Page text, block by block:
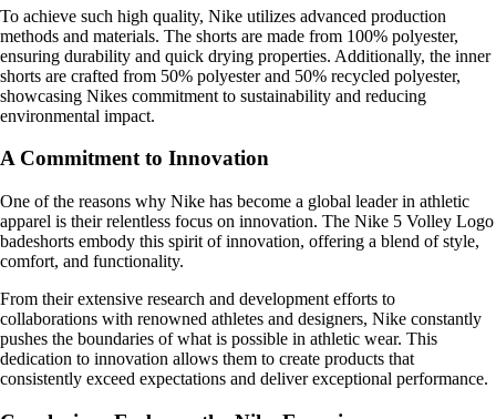
To achieve such high quality, Nike utilizes advanced production
methods and materials. The shorts are made from 100% polyester,
ensuring durability and quick drying properties. Additionally, the inner
shorts are crafted from 50% polyester and 50% recycled polyester,
showcasing Nikes commitment to sustainability and reducing
environmental impact.
A Commitment to Innovation
One of the reasons why Nike has become a global leader in athletic
apparel is their relentless focus on innovation. The Nike 5 Volley Logo
badeshorts embody this spirit of innovation, offering a blend of style,
comfort, and functionality.
From their extensive research and development efforts to
collaborations with renowned athletes and designers, Nike constantly
pushes the boundaries of what is possible in athletic wear. This
dedication to innovation allows them to create products that
consistently exceed expectations and deliver exceptional performance.